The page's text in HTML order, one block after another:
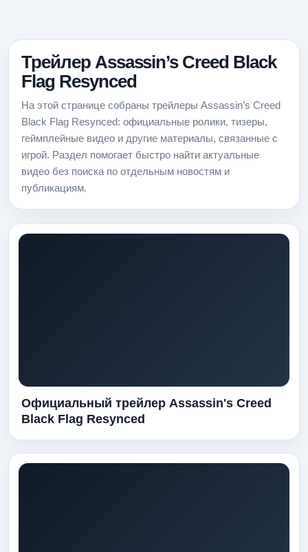
Трейлер Assassin’s Creed Black
Flag Resynced
На этой странице собраны трейлеры Assassin’s Creed
Black Flag Resynced: официальные ролики, тизеры,
геймплейные видео и другие материалы, связанные с
игрой. Раздел помогает быстро найти актуальные
видео без поиска по отдельным новостям и
публикациям.
Официальный трейлер Assassin's Creed
Black Flag Resynced